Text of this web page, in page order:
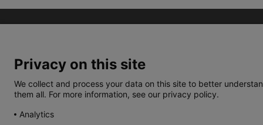
TERMOS E CONDIÇÕES POLÍTICA DE PRIVACIDADE
Privacy on this site
We collect and process your data on this site to better
them all. For more information, see our privacy policy.
Analytics